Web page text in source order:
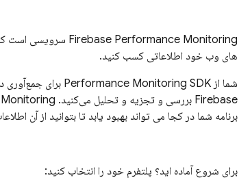
Firebase Performance Monitoring سرویسی است که
های وب خود اطلاعاتی کسب کنید.
شما از
Performance Monitoring SDK برای جمع‌آوری داده‌های عملکرد از برنامه خود استفاده می‌کنید، سپس آن داده‌ها را در کنسول
Firebase بررسی و تجزیه و تحلیل می‌کنید.
برنامه شما در کجا می تواند بهبود یابد تا بتوانید از آن
برای شروع آماده اید؟ پلتفرم خود را انتخاب کنید: